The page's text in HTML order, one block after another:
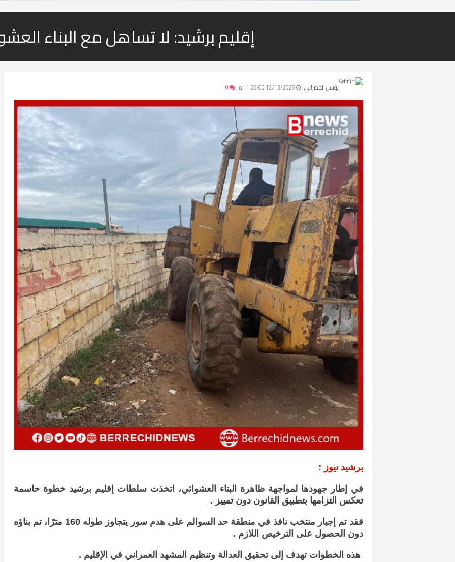
إقليم برشيد: لا تساهل مع البناء
يونس الحضراني
برشيد نيوز :
في إطار جهودها لمواجهة ظاهرة البناء العشوائي، اتخذت سلطات إقليم برشيد خطوة حاسمة
تعكس التزامها بتطبيق القانون دون تمييز .
فقد تم إجبار منتخب نافذ في منطقة حد السوالم على هدم سور يتجاوز طوله 160 مترًا، تم بناؤه
دون الحصول على الترخيص اللازم .
هذه الخطوات تهدف إلى تحقيق العدالة وتنظيم المشهد العمراني في الإقليم .